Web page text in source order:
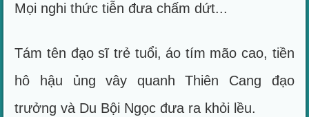
Mọi nghi thức tiễn đưa chấm dứt...
Tám tên đạo sĩ trẻ tuổi, áo tím mão cao, tiền
hô hậu ủng vây quanh Thiên Cang đạo
trưởng và Du Bội Ngọc đưa ra khỏi lều.